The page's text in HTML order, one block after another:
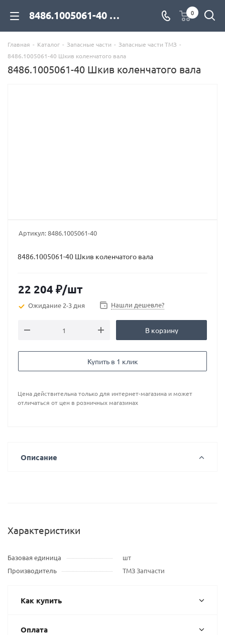
8486.1005061-40 Шкив коленчатого вала для дизельных двигателей купить со склада с доставкой по цене официального дилера - компания Дизель Экспорт 0
Главная - Каталог - Запасные части - Запасные части ТМЗ -
8486.1005061-40 Шкив коленчатого вала
8486.1005061-40 Шкив коленчатого вала
Артикул:8486.1005061-40
8486.1005061-40 Шкив коленчатого вала
22 204 ₽/шт
Ожидание 2-3 дня Нашли дешевле?
В корзину
Купить в 1 клик
Цена действительна только для интернет-магазина и может
отличаться от цен в розничных магазинах
Описание
Характеристики
Базовая единица
шт
Производитель
ТМЗ Запчасти
Как купить
Оплата